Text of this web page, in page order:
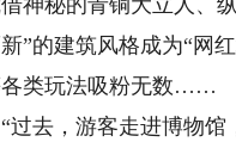
神秘的青铜大立人、
”的建筑风格成为“网
类玩法吸粉无数……
去，游客走进博物馆